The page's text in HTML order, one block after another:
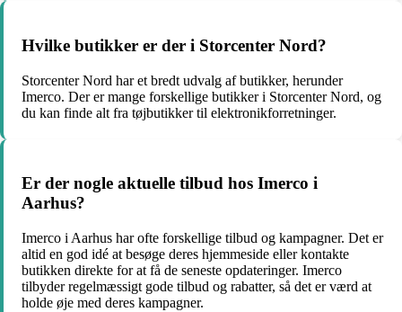
Hvilke butikker er der i Storcenter Nord?
Storcenter Nord har et bredt udvalg af butikker, herunder
Imerco. Der er mange forskellige butikker i Storcenter Nord, og
du kan finde alt fra tøjbutikker til elektronikforretninger.
Er der nogle aktuelle tilbud hos Imerco i
Aarhus?
Imerco i Aarhus har ofte forskellige tilbud og kampagner. Det er
altid en god idé at besøge deres hjemmeside eller kontakte
butikken direkte for at få de seneste opdateringer. Imerco
tilbyder regelmæssigt gode tilbud og rabatter, så det er værd at
holde øje med deres kampagner.